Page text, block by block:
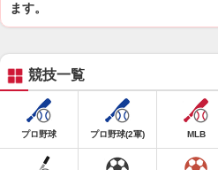
ます。
競技一覧
プロ野球 プロ野球(2軍) MLB